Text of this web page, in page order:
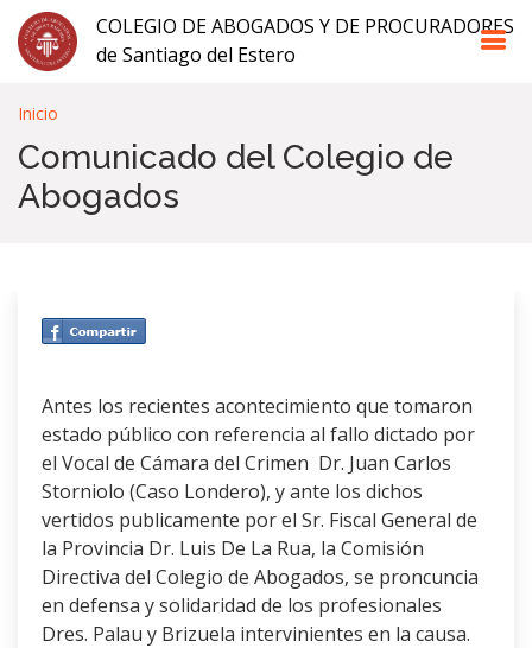
COLEGIO DE ABOGADOS Y DE PROCURADORES
de Santiago del Estero
Inicio
Comunicado del Colegio de
Abogados
Antes los recientes acontecimiento que tomaron
estado público con referencia al fallo dictado por
el Vocal de Cámara del Crimen Dr. Juan Carlos
Storniolo (Caso Londero), y ante los dichos
vertidos publicamente por el Sr. Fiscal General de
la Provincia Dr. Luis De La Rua, la Comisión
Directiva del Colegio de Abogados, se proncuncia
en defensa y solidaridad de los profesionales
Dres. Palau y Brizuela intervinientes en la causa.